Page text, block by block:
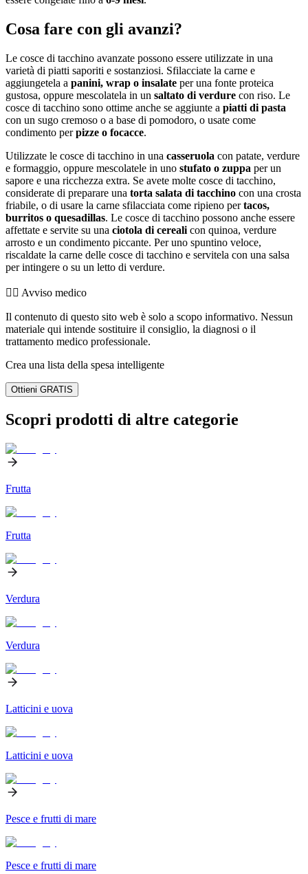
Cosa fare con gli avanzi?
Le cosce di tacchino avanzate possono essere utilizzate in una
varietà di piatti saporiti e sostanziosi. Sfilacciate la carne e
aggiungetela a panini, wrap o insalate per una fonte proteica
gustosa, oppure mescolatela in un saltato di verdure con riso. Le
cosce di tacchino sono ottime anche se aggiunte a piatti di pasta
con un sugo cremoso o a base di pomodoro, o usate come
condimento perpizze o focacce.
Utilizzate le cosce di tacchino in una casseruola con patate, verdure
e formaggio, oppure mescolatele in uno stufato o zuppa per un
sapore e una ricchezza extra. Se avete molte cosce di tacchino,
considerate di preparare una torta salata di tacchino con una crosta
friabile, o di usare la carne sfilacciata come ripieno pertacos,
burritos o quesadillas. Le cosce di tacchino possono anche essere
affettate e servite su una ciotola di cereali con quinoa, verdure
arrosto e un condimento piccante. Per uno spuntino veloce,
riscaldate la carne delle cosce di tacchino e servitela con una salsa
per intingere o su un letto di verdure.
👨‍⚕️️ Avviso medico
Il contenuto di questo sito web è solo a scopo informativo. Nessun
materiale qui intende sostituire il consiglio, la diagnosi o il
trattamento medico professionale.
Crea una lista della spesa intelligente
Ottieni GRATIS
Scopri prodotti di altre categorie
Frutta
Frutta
Verdura
Verdura
Latticini e uova
Latticini e uova
Pesce e frutti di mare
Pesce e frutti di mare